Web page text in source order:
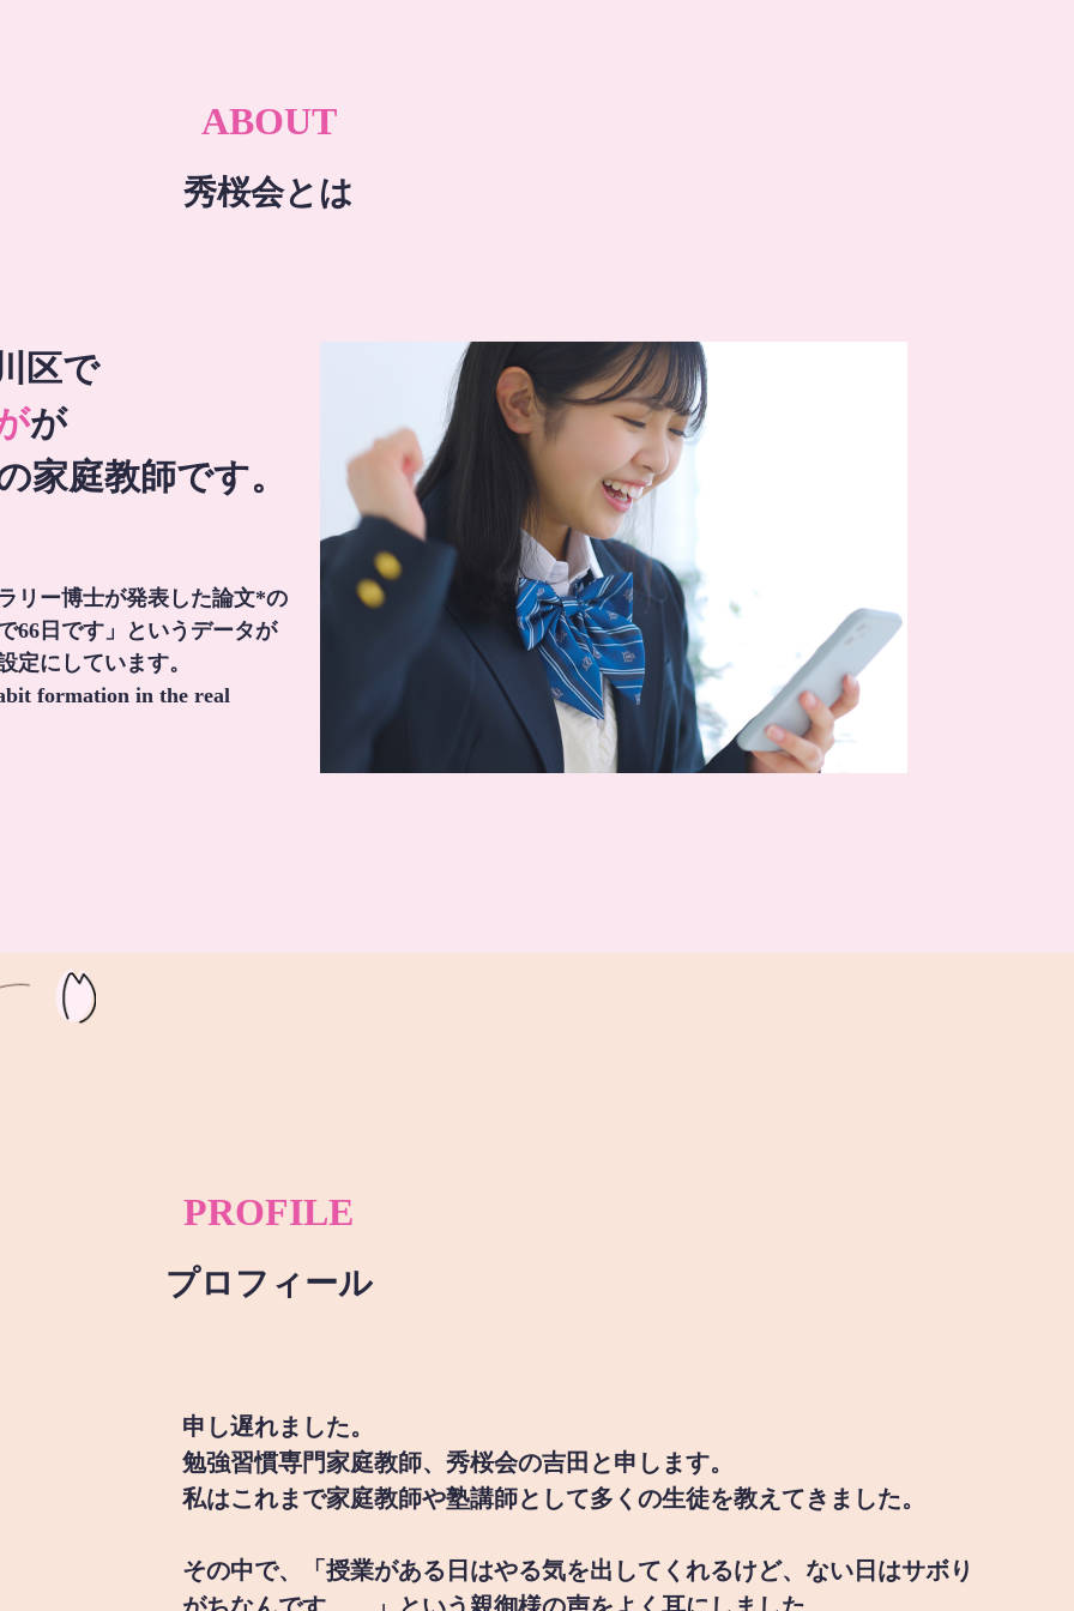
ABOUT
秀桜会とは
区で
が
家庭教師です。
リー博士が発表した論文*の
66日です」というデータが
定にしています。
formation in the real
PROFILE
プロフィール
申し遅れました。
勉強習慣専門家庭教師、秀桜会の吉田と申します。
私はこれまで家庭教師や塾講師として多くの生徒を教えてきました。
その中で、「授業がある日はやる気を出してくれるけど、ない日はサボり